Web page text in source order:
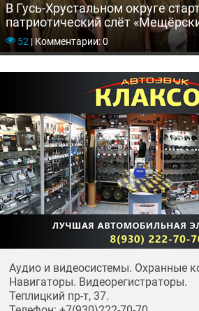
В Гусь-Хрустальном округе
патриотический слёт
52 |Комментарии: 0
Аудио и видеосистемы. Охранные
Навигаторы. Видеорегистраторы.
Теплицкий пр-т, 37.